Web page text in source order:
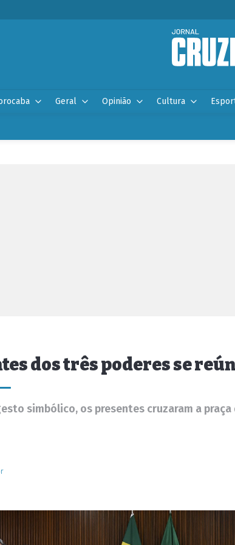
Geral Opinião Cultura
dos três poderes se
simbólico, os presentes cruzaram a